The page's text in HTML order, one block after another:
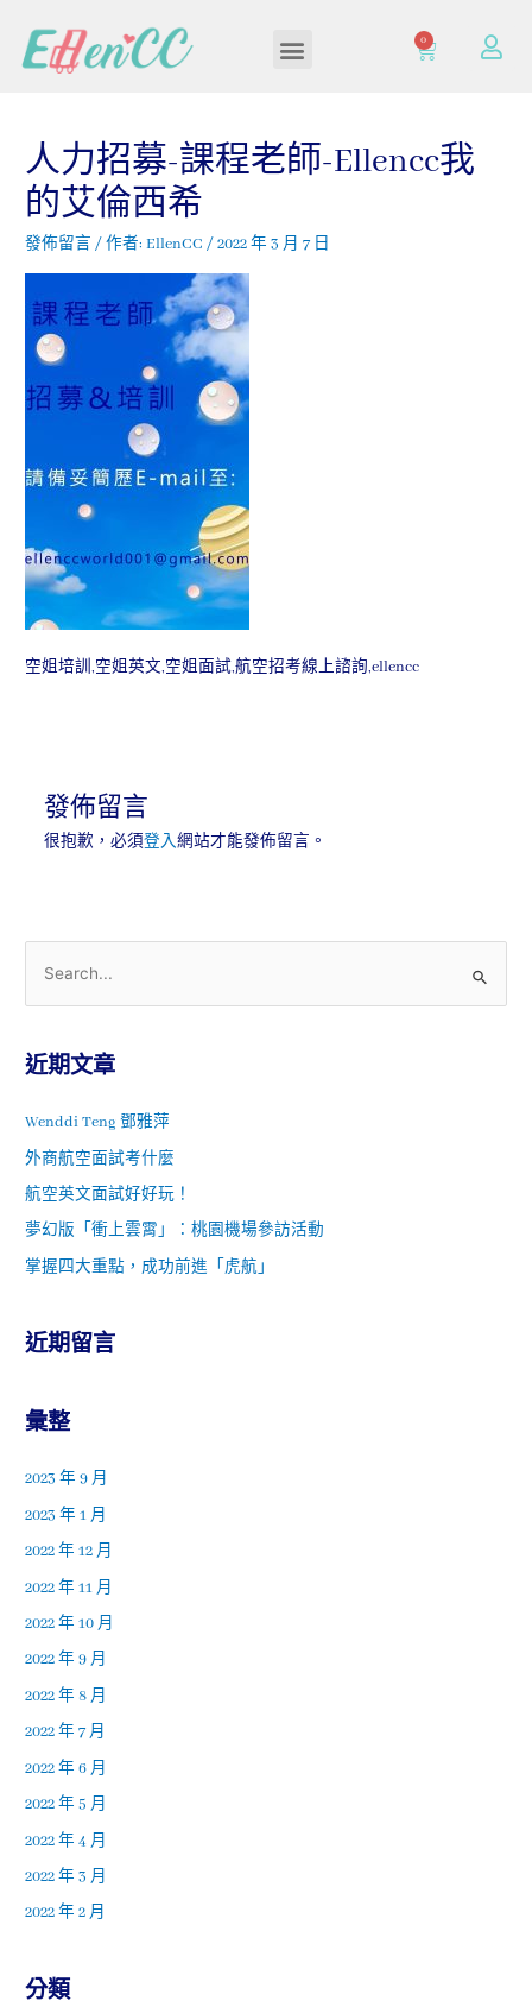
0
人力招募-課程老師-Ellencc我
的艾倫西希
發佈留言 / 作者:EllenCC/2022 年 3 月 7 日
空姐培訓,空姐英文,空姐面試,航空招考線上諮詢,ellencc
發佈留言
很抱歉，必須登入網站才能發佈留言。
近期文章
Wenddi Teng 鄧雅萍
外商航空面試考什麼
航空英文面試好好玩！
夢幻版「衝上雲霄」：桃園機場參訪活動
掌握四大重點，成功前進「虎航」
近期留言
彙整
2023 年 9 月
2023 年 1 月
2022 年 12 月
2022 年 11 月
2022 年 10 月
2022 年 9 月
2022 年 8 月
2022 年 7 月
2022 年 6 月
2022 年 5 月
2022 年 4 月
2022 年 3 月
2022 年 2 月
分類